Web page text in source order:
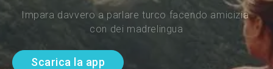
Impara davvero a parlare turco facendo amicizia
con dei madrelingua
Scarica la app